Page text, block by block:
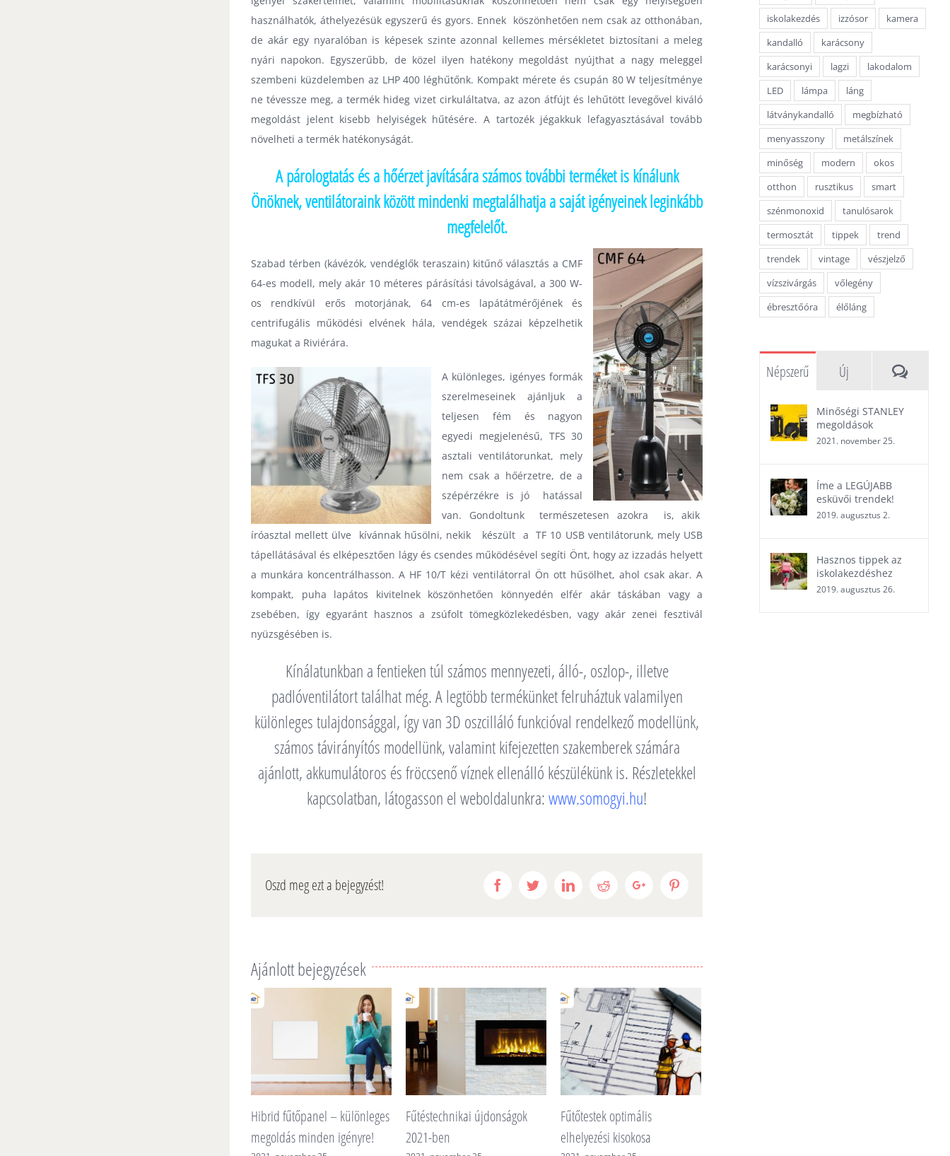
használhatók, áthelyezésük egyszerű és gyors. Ennek köszönhetően nem csak az otthonában,
de akár egy nyaralóban is képesek szinte azonnal kellemes mérsékletet biztosítani a meleg
nyári napokon. Egyszerűbb, de közel ilyen hatékony megoldást nyújthat a nagy meleggel
szembeni küzdelemben az LHP 400 léghűtőnk. Kompakt mérete és csupán 80 W teljesítménye
ne tévessze meg, a termék hideg vizet cirkuláltatva, az azon átfújt és lehűtött levegővel kiváló
megoldást jelent kisebb helyiségek hűtésére. A tartozék jégakkuk lefagyasztásával tovább
növelheti a termék hatékonyságát.
A párologtatás és a hőérzet javítására számos további terméket is kínálunk
Önöknek, ventilátoraink között mindenki megtalálhatja a saját igényeinek leginkább
megfelelőt.
Szabad térben (kávézók, vendéglők teraszain) kitűnő választás a CMF
64-es modell, mely akár 10 méteres párásítási távolságával, a 300 W-
os rendkívül erős motorjának, 64 cm-es lapátátmérőjének és
centrifugális működési elvének hála, vendégek százai képzelhetik
magukat a Riviérára.
A különleges, igényes formák
szerelmeseinek ajánljuk a
teljesen fém és nagyon
egyedi megjelenésű, TFS 30
asztali ventilátorunkat, mely
nem csak a hőérzetre, de a
szépérzékre is jó hatással
van. Gondoltunk természetesen azokra is, akik
íróasztal mellett ülve kívánnak hűsölni, nekik készült aTF 10 USBventilátorunk, mely USB
tápellátásával és elképesztően lágy és csendes működésével segíti Önt, hogy az izzadás helyett
a munkára koncentrálhasson. A HF 10/T kézi ventilátorral Ön ott hűsölhet, ahol csak akar. A
kompakt, puha lapátos kivitelnek köszönhetően könnyedén elfér akár táskában vagy a
zsebében, így egyaránt hasznos a zsúfolt tömegközlekedésben, vagy akár zenei fesztivál
nyüzsgésében is.
Kínálatunkban a fentieken túl számos mennyezeti, álló-, oszlop-, illetve
padlóventilátort találhat még. A legtöbb termékünket felruháztuk valamilyen
különleges tulajdonsággal, így van 3D oszcilláló funkcióval rendelkező modellünk,
számos távirányítós modellünk, valamint kifejezetten szakemberek számára
ajánlott, akkumulátoros és fröccsenő víznek ellenálló készülékünk is. Részletekkel
kapcsolatban, látogasson el weboldalunkra:www.somogyi.hu!
Oszd meg ezt a bejegyzést! FacebookTwitterLinkedinRedditGoogle+
Ajánlott bejegyzések
Hibrid fűtőpanel – különleges
Fűtéstechnikai újdonságok
2021-ben
Fűtőtestek optimális
elhelyezési kisokosa
Fürdőszobai újdonságok a
Home by Somogyi
iskolakezdés
izzósor
kamera
kandalló
karácsony
karácsonyi
lagzi
lakodalom
LED
lámpa
láng
látványkandalló
megbízható
menyasszony
metálszínek
minőség
modern
okos
otthon
rusztikus
smart
szénmonoxid
tanulósarok
termosztát
tippek
trend
trendek
vintage
vészjelző
vízszivárgás
vőlegény
ébresztőóra
élőláng
Népszerű Új
Minőségi STANLEY
megoldások
2021. november 25.
Íme a LEGÚJABB
esküvői trendek!
2019. augusztus 2.
Hasznos tippek az
iskolakezdéshez
2019. augusztus 26.